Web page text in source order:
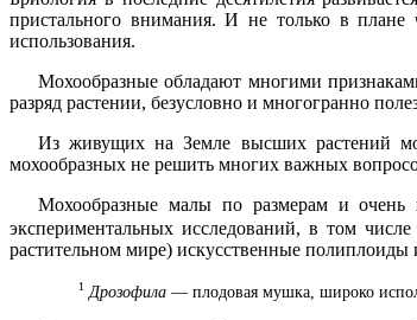
пристального внимания. И не только в
использования.
Мохообразные обладают многими
разряд растении, безусловно и многогранно
Из живущих на Земле высших растений
мохообразных не решить многих важных
Мохообразные малы по размерам и очень
экспериментальных исследований, в том
растительном мире) искусственные
1 Дрозофила— плодовая мушка, широко